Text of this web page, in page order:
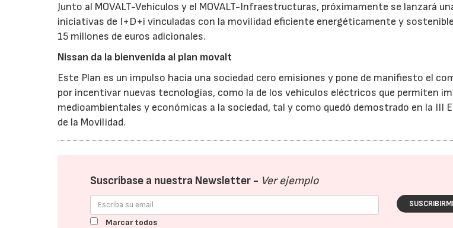
Junto al MOVALT-Vehículos y el MOVALT-Infraestructuras, próximamente se lanzará
iniciativas de I+D+i vinculadas con la movilidad eficiente energéticamente y
15 millones de euros adicionales.
Nissan da la bienvenida al plan movalt
Este Plan es un impulso hacia una sociedad cero emisiones y pone de manifiesto el
por incentivar nuevas tecnologías, como la de los vehículos eléctricos que permiten
medioambientales y económicas a la sociedad, tal y como quedó demostrado en la III
de la Movilidad.
Suscríbase a nuestra Newsletter - Ver ejemplo
Marcar todos